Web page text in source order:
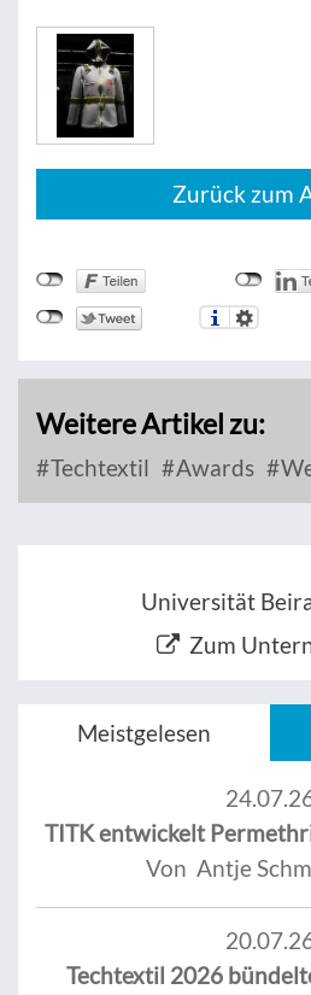
Zurück zum
Weitere Artikel zu:
Techtextil Awards
Universität
Zum
Meistgelesen
TITK entwickelt
Von Antje
Techtextil 2026